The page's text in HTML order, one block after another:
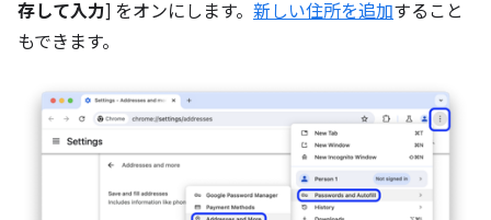
存して入力] をオンにします。 新しい住所を追加すること
もできます。